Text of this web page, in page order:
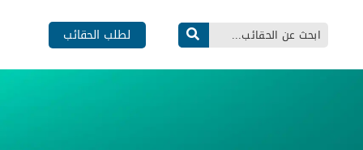
لطلب الحقائب